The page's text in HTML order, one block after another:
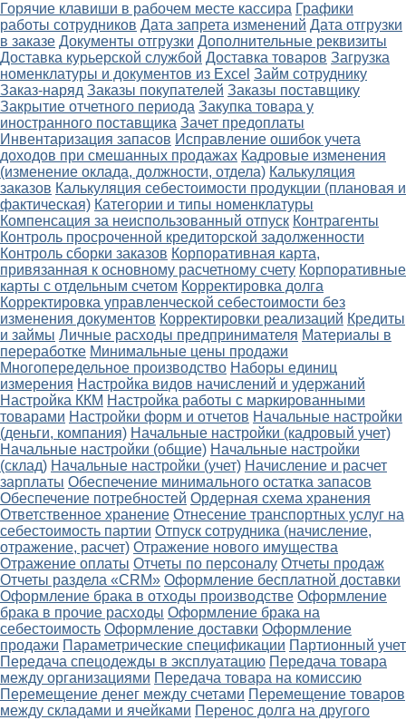
Горячие клавиши в рабочем месте кассира Графики
работы сотрудников Дата запрета изменений Дата отгрузки
в заказе Документы отгрузки Дополнительные реквизиты
Доставка курьерской службой Доставка товаров Загрузка
номенклатуры и документов из Excel Займ сотруднику
Заказ-наряд Заказы покупателей Заказы поставщику
Закрытие отчетного периода Закупка товара у
иностранного поставщика Зачет предоплаты
Инвентаризация запасов Исправление ошибок учета
доходов при смешанных продажах Кадровые изменения
(изменение оклада, должности, отдела) Калькуляция
заказов Калькуляция себестоимости продукции (плановая и
фактическая) Категории и типы номенклатуры
Компенсация за неиспользованный отпуск Контрагенты
Контроль просроченной кредиторской задолженности
Контроль сборки заказов Корпоративная карта,
привязанная к основному расчетному счету Корпоративные
карты с отдельным счетом Корректировка долга
Корректировка управленческой себестоимости без
изменения документов Корректировки реализаций Кредиты
и займы Личные расходы предпринимателя Материалы в
переработке Минимальные цены продажи
Многопередельное производство Наборы единиц
измерения Настройка видов начислений и удержаний
Настройка ККМ Настройка работы с маркированными
товарами Настройки форм и отчетов Начальные настройки
(деньги, компания) Начальные настройки (кадровый учет)
Начальные настройки (общие) Начальные настройки
(склад) Начальные настройки (учет) Начисление и расчет
зарплаты Обеспечение минимального остатка запасов
Обеспечение потребностей Ордерная схема хранения
Ответственное хранение Отнесение транспортных услуг на
себестоимость партии Отпуск сотрудника (начисление,
отражение, расчет) Отражение нового имущества
Отражение оплаты Отчеты по персоналу Отчеты продаж
Отчеты раздела «CRM» Оформление бесплатной доставки
Оформление брака в отходы производстве Оформление
брака в прочие расходы Оформление брака на
себестоимость Оформление доставки Оформление
продажи Параметрические спецификации Партионный учет
Передача спецодежды в эксплуатацию Передача товара
между организациями Передача товара на комиссию
Перемещение денег между счетами Перемещение товаров
между складами и ячейками Перенос долга на другого